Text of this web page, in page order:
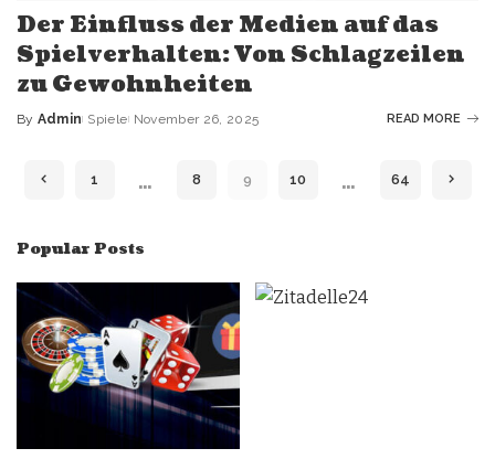
Der Einfluss der Medien auf das
Spielverhalten: Von Schlagzeilen
zu Gewohnheiten
By Admin Spiele November 26, 2025 READ MORE
1 … 8 9 10 … 64
Popular Posts